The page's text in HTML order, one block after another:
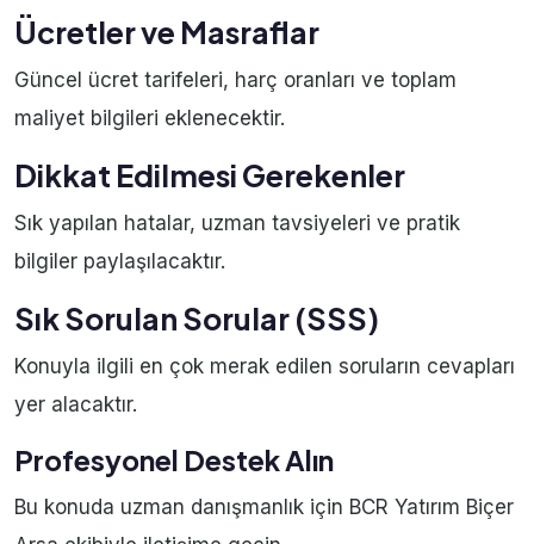
Ücretler ve Masraflar
Güncel ücret tarifeleri, harç oranları ve toplam
maliyet bilgileri eklenecektir.
Dikkat Edilmesi Gerekenler
Sık yapılan hatalar, uzman tavsiyeleri ve pratik
bilgiler paylaşılacaktır.
Sık Sorulan Sorular (SSS)
Konuyla ilgili en çok merak edilen soruların cevapları
yer alacaktır.
Profesyonel Destek Alın
Bu konuda uzman danışmanlık için BCR Yatırım Biçer